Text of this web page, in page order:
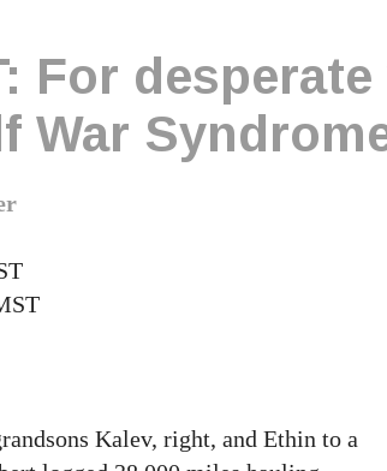
For
War
Kalev, right, and Ethin to a